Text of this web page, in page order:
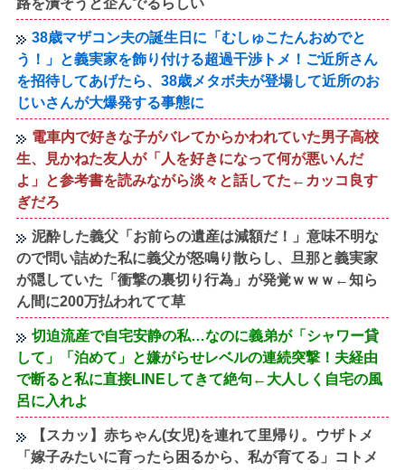
路を潰そうと企んでるらしい
38歳マザコン夫の誕生日に「むしゅこたんおめでと
う！」と義実家を飾り付ける超過干渉トメ！ご近所さん
を招待してあげたら、38歳メタボ夫が登場して近所のお
じいさんが大爆発する事態に
電車内で好きな子がバレてからかわれていた男子高校
生、見かねた友人が「人を好きになって何が悪いんだ
よ」と参考書を読みながら淡々と話してた←カッコ良す
ぎだろ
泥酔した義父「お前らの遺産は減額だ！」意味不明な
ので問い詰めた私に義父が怒鳴り散らし、旦那と義実家
が隠していた「衝撃の裏切り行為」が発覚ｗｗｗ←知ら
ん間に200万払われてて草
切迫流産で自宅安静の私…なのに義弟が「シャワー貸
して」「泊めて」と嫌がらせレベルの連続突撃！夫経由
で断ると私に直接LINEしてきて絶句←大人しく自宅の風
呂に入れよ
【スカッ】赤ちゃん(女児)を連れて里帰り。ウザトメ
「嫁子みたいに育ったら困るから、私が育てる」コトメ